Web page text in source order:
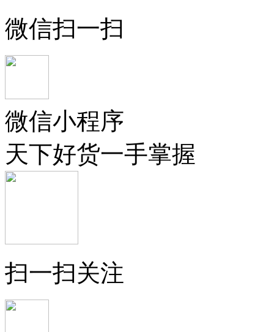
微信扫一扫
微信小程序
天下好货一手掌握
扫一扫关注